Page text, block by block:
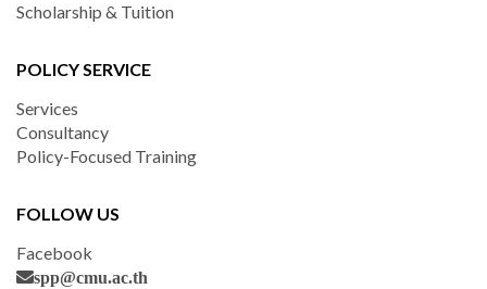
Scholarship & Tuition
POLICY SERVICE
Services
Consultancy
Policy-Focused Training
FOLLOW US
Facebook
spp@cmu.ac.th